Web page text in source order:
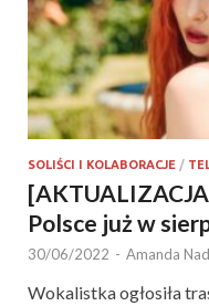
SOLIŚCI I KOLABORACJE /
Polsce już w
30/06/2022 - Amanda
Wokalistka ogłosiła